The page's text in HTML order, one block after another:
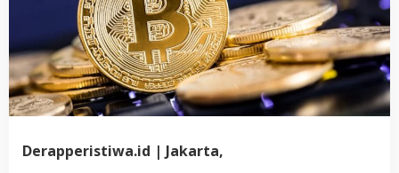
Derapperistiwa.id | Jakarta,